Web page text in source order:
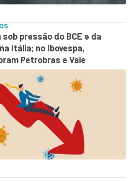
pressão do BCE e da
Itália; no Ibovespa,
Petrobras e Vale